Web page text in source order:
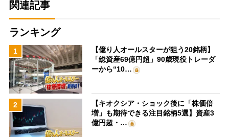
関連記事
ランキング
1
【億り人オールスターが狙う20銘柄】
「総資産69億円超」90歳現役トレーダ
ーから“10…
2
【キオクシア・ショック後に「株価倍
増」も期待できる注目銘柄5選】資産3
億円超・…